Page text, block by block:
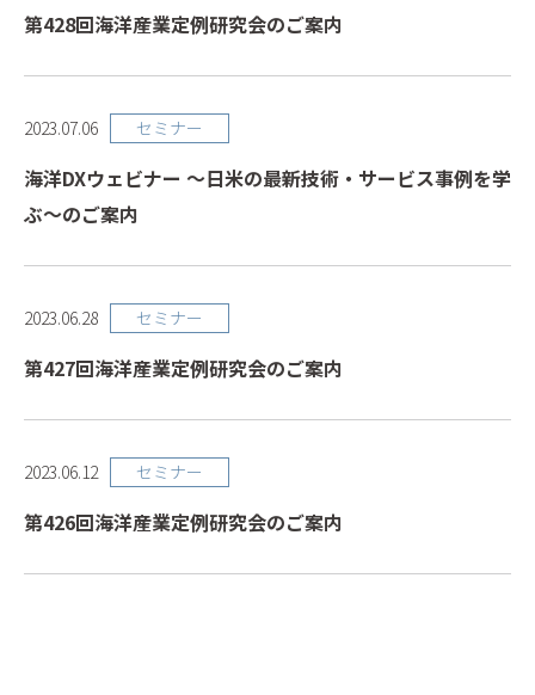
第428回海洋産業定例研究会のご案内
2023.07.06 セミナー
海洋DXウェビナー ～日米の最新技術・サービス事例を学
ぶ～のご案内
2023.06.28 セミナー
第427回海洋産業定例研究会のご案内
2023.06.12 セミナー
第426回海洋産業定例研究会のご案内